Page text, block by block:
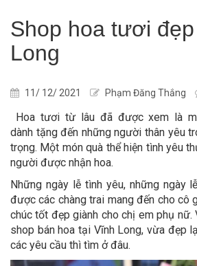
Shop hoa tươi
Long
11/ 12/ 2021 Phạm Đăng Thắng
Hoa tươi từ lâu đã được xem là
dành tặng đến những người thân yêu
trọng. Một món quà thể hiện tình yêu
người được nhận hoa.
Những ngày lễ tình yêu, những ngày
được các chàng trai mang đến cho cô
chúc tốt đẹp giành cho chị em phụ
shop bán hoa tại Vĩnh Long, vừa đẹp
các yêu cầu thì tìm ở đâu.